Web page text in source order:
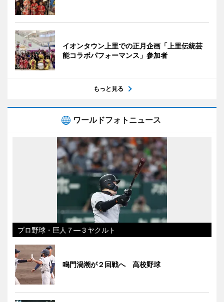
イオンタウン上里での正月企画「上里伝統芸
能コラボパフォーマンス」参加者
もっと見る
ワールドフォトニュース
プロ野球・巨人７―３ヤクルト
鳴門渦潮が２回戦へ 高校野球